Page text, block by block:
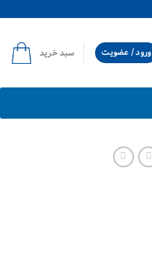
ورود / عضویت سبد خرید